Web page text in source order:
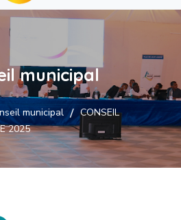
municipal
municipal
CONSEIL
2025